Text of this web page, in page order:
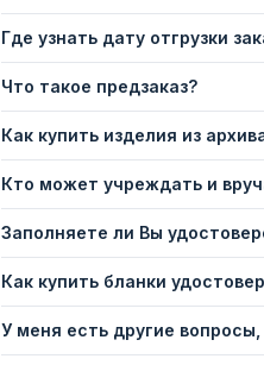
Где узнать дату отгрузки
Что такое предзаказ?
Как купить изделия из
Кто может учреждать и
Заполняете ли Вы
Как купить бланки
У меня есть другие вопросы,